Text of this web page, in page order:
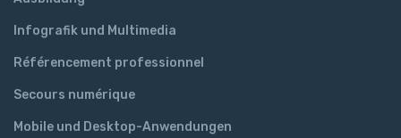
Infografik und Multimedia
Référencement professionnel
Secours numérique
Mobile und Desktop-Anwendungen